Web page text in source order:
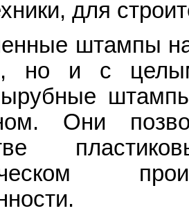
для
штампы
но и с
Они